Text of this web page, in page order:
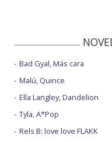
Bad Gyal, Más cara
Malú, Quince
Ella Langley, Dandelion
Tyla, A*Pop
Rels B: love love FLAKK